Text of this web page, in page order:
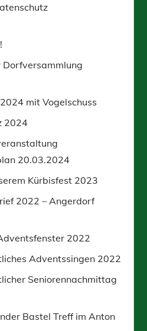
Dorfversammlung
mit Vogelschuss
2024
20.03.2024
Kürbisfest 2023
2022 – Angerdorf
2022
Adventssingen 2022
Seniorennachmittag
Bastel Treff im Anton